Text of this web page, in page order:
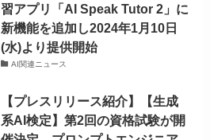
習アプリ「AI Speak Tutor 2」に
新機能を追加し2024年1月10日
(水)より提供開始
AI関連ニュース
【プレスリリース紹介】【生成
系AI検定】第2回の資格試験が開